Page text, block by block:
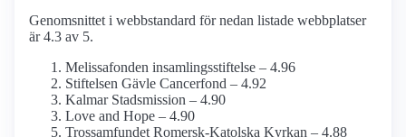
Genomsnittet i webbstandard för nedan listade webbplatser
är 4.3 av 5.
Melissafonden insamlings­stiftelse – 4.96
Stiftelsen Gävle Cancerfond – 4.92
Kalmar Stads­mission – 4.90
Love and Hope – 4.90
Trossamfundet Romersk-Katolska Kyrkan – 4.88